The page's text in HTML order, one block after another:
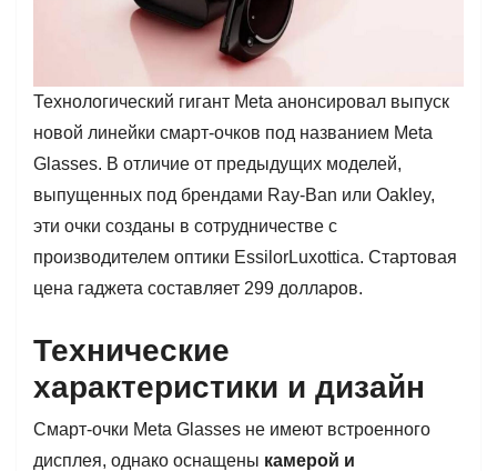
Технологический гигант Meta анонсировал выпуск
новой линейки смарт-очков под названием Meta
Glasses. В отличие от предыдущих моделей,
выпущенных под брендами Ray-Ban или Oakley,
эти очки созданы в сотрудничестве с
производителем оптики EssilorLuxottica. Стартовая
цена гаджета составляет 299 долларов.
Технические
характеристики и дизайн
Смарт-очки Meta Glasses не имеют встроенного
дисплея, однако оснащены камерой и